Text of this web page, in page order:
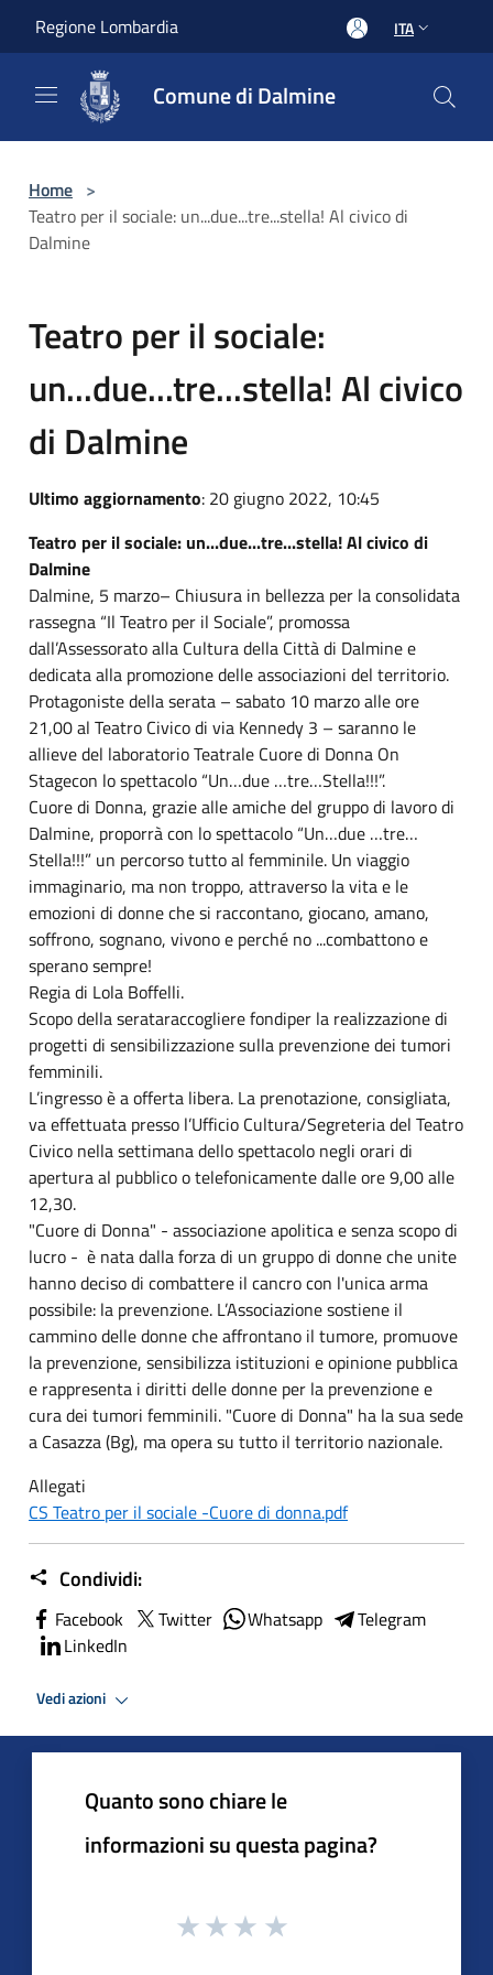
Regione Lombardia ITA
Comune di Dalmine
Home >
Teatro per il sociale: un...due...tre...stella! Al civico di
Dalmine
Teatro per il sociale:
un...due...tre...stella! Al civico
di Dalmine
Ultimo aggiornamento: 20 giugno 2022, 10:45
Teatro per il sociale: un...due...tre...stella! Al civico di
Dalmine
Dalmine, 5 marzo– Chiusura in bellezza per la consolidata
rassegna “Il Teatro per il Sociale”, promossa
dall’Assessorato alla Cultura della Città di Dalmine e
dedicata alla promozione delle associazioni del territorio.
Protagoniste della serata – sabato 10 marzo alle ore
21,00 al Teatro Civico di via Kennedy 3 – saranno le
allieve del laboratorio Teatrale Cuore di Donna On
Stagecon lo spettacolo “Un…due …tre…Stella!!!”.
Cuore di Donna, grazie alle amiche del gruppo di lavoro di
Dalmine, proporrà con lo spettacolo “Un…due …tre…
Stella!!!” un percorso tutto al femminile. Un viaggio
immaginario, ma non troppo, attraverso la vita e le
emozioni di donne che si raccontano, giocano, amano,
soffrono, sognano, vivono e perché no ...combattono e
sperano sempre!
Regia di Lola Boffelli.
Scopo della serataraccogliere fondiper la realizzazione di
progetti di sensibilizzazione sulla prevenzione dei tumori
femminili.
L’ingresso è a offerta libera. La prenotazione, consigliata,
va effettuata presso l’Ufficio Cultura/Segreteria del Teatro
Civico nella settimana dello spettacolo negli orari di
apertura al pubblico o telefonicamente dalle ore 9,00 alle
12,30.
"Cuore di Donna" - associazione apolitica e senza scopo di
lucro - è nata dalla forza di un gruppo di donne che unite
hanno deciso di combattere il cancro con l'unica arma
possibile: la prevenzione. L’Associazione sostiene il
cammino delle donne che affrontano il tumore, promuove
la prevenzione, sensibilizza istituzioni e opinione pubblica
e rappresenta i diritti delle donne per la prevenzione e
cura dei tumori femminili. "Cuore di Donna" ha la sua sede
a Casazza (Bg), ma opera su tutto il territorio nazionale.
Allegati
CS Teatro per il sociale -Cuore di donna.pdf
Condividi:
Facebook Twitter Whatsapp
Telegram
LinkedIn
Vedi azioni
Quanto sono chiare le
informazioni su questa pagina?